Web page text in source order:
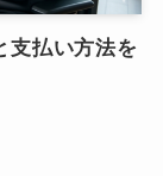
支払い方法を